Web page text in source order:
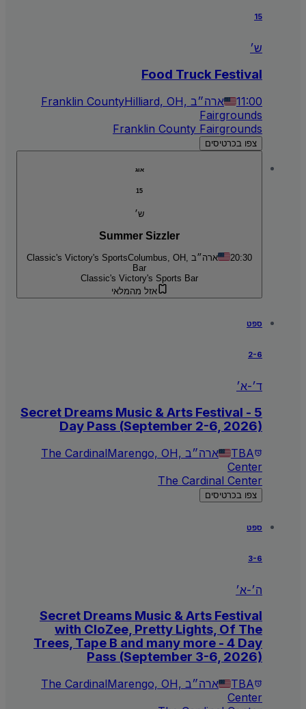
ש׳
Food Truck Festival
11:00 Hilliard, OH, ארה״ב
Franklin County
Fairgrounds
Franklin County Fairgrounds
צפו בכרטיסים
אוג
ש׳
Summer Sizzler
20:30 Columbus, OH, ארה״ב
Classic's Victory's Sports
Bar
Classic's Victory's Sports Bar
אזל מהמלאי
ספט
2-6
ד׳-א׳
Secret Dreams Music & Arts Festival - 5
Day Pass (September 2-6, 2026)
TBA Marengo, OH, ארה״ב
The Cardinal
Center
The Cardinal Center
צפו בכרטיסים
ספט
3-6
ה׳-א׳
Secret Dreams Music & Arts Festival
with CloZee, Pretty Lights, Of The
Trees, Tape B and many more - 4 Day
Pass (September 3-6, 2026)
TBA Marengo, OH, ארה״ב
The Cardinal
Center